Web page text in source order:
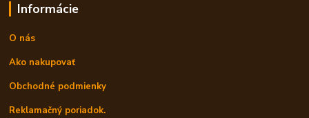
Informácie
O nás
Ako nakupovať
Obchodné podmienky
Reklamačný poriadok.